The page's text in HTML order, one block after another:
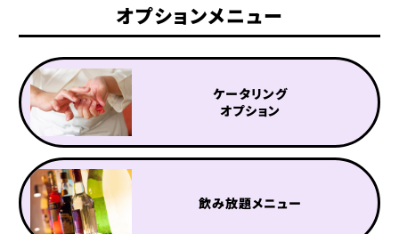
名様以下
100名様以下
500名様以下 1,000
利用シーン別事例
セミナー・講演会
イベント
100名様以上の
パーティー
オプションメニュー
ケータリング
オプション
飲み放題メニュー